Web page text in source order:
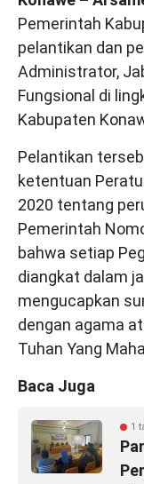
Pemerintah
pelantikan dan
Administrator,
Fungsional di
Kabupaten
Pelantikan
ketentuan
2020 tentang
Pemerintah
bahwa setiap
diangkat dalam
mengucapkan
dengan agama
Tuhan Yang
Baca Juga
1